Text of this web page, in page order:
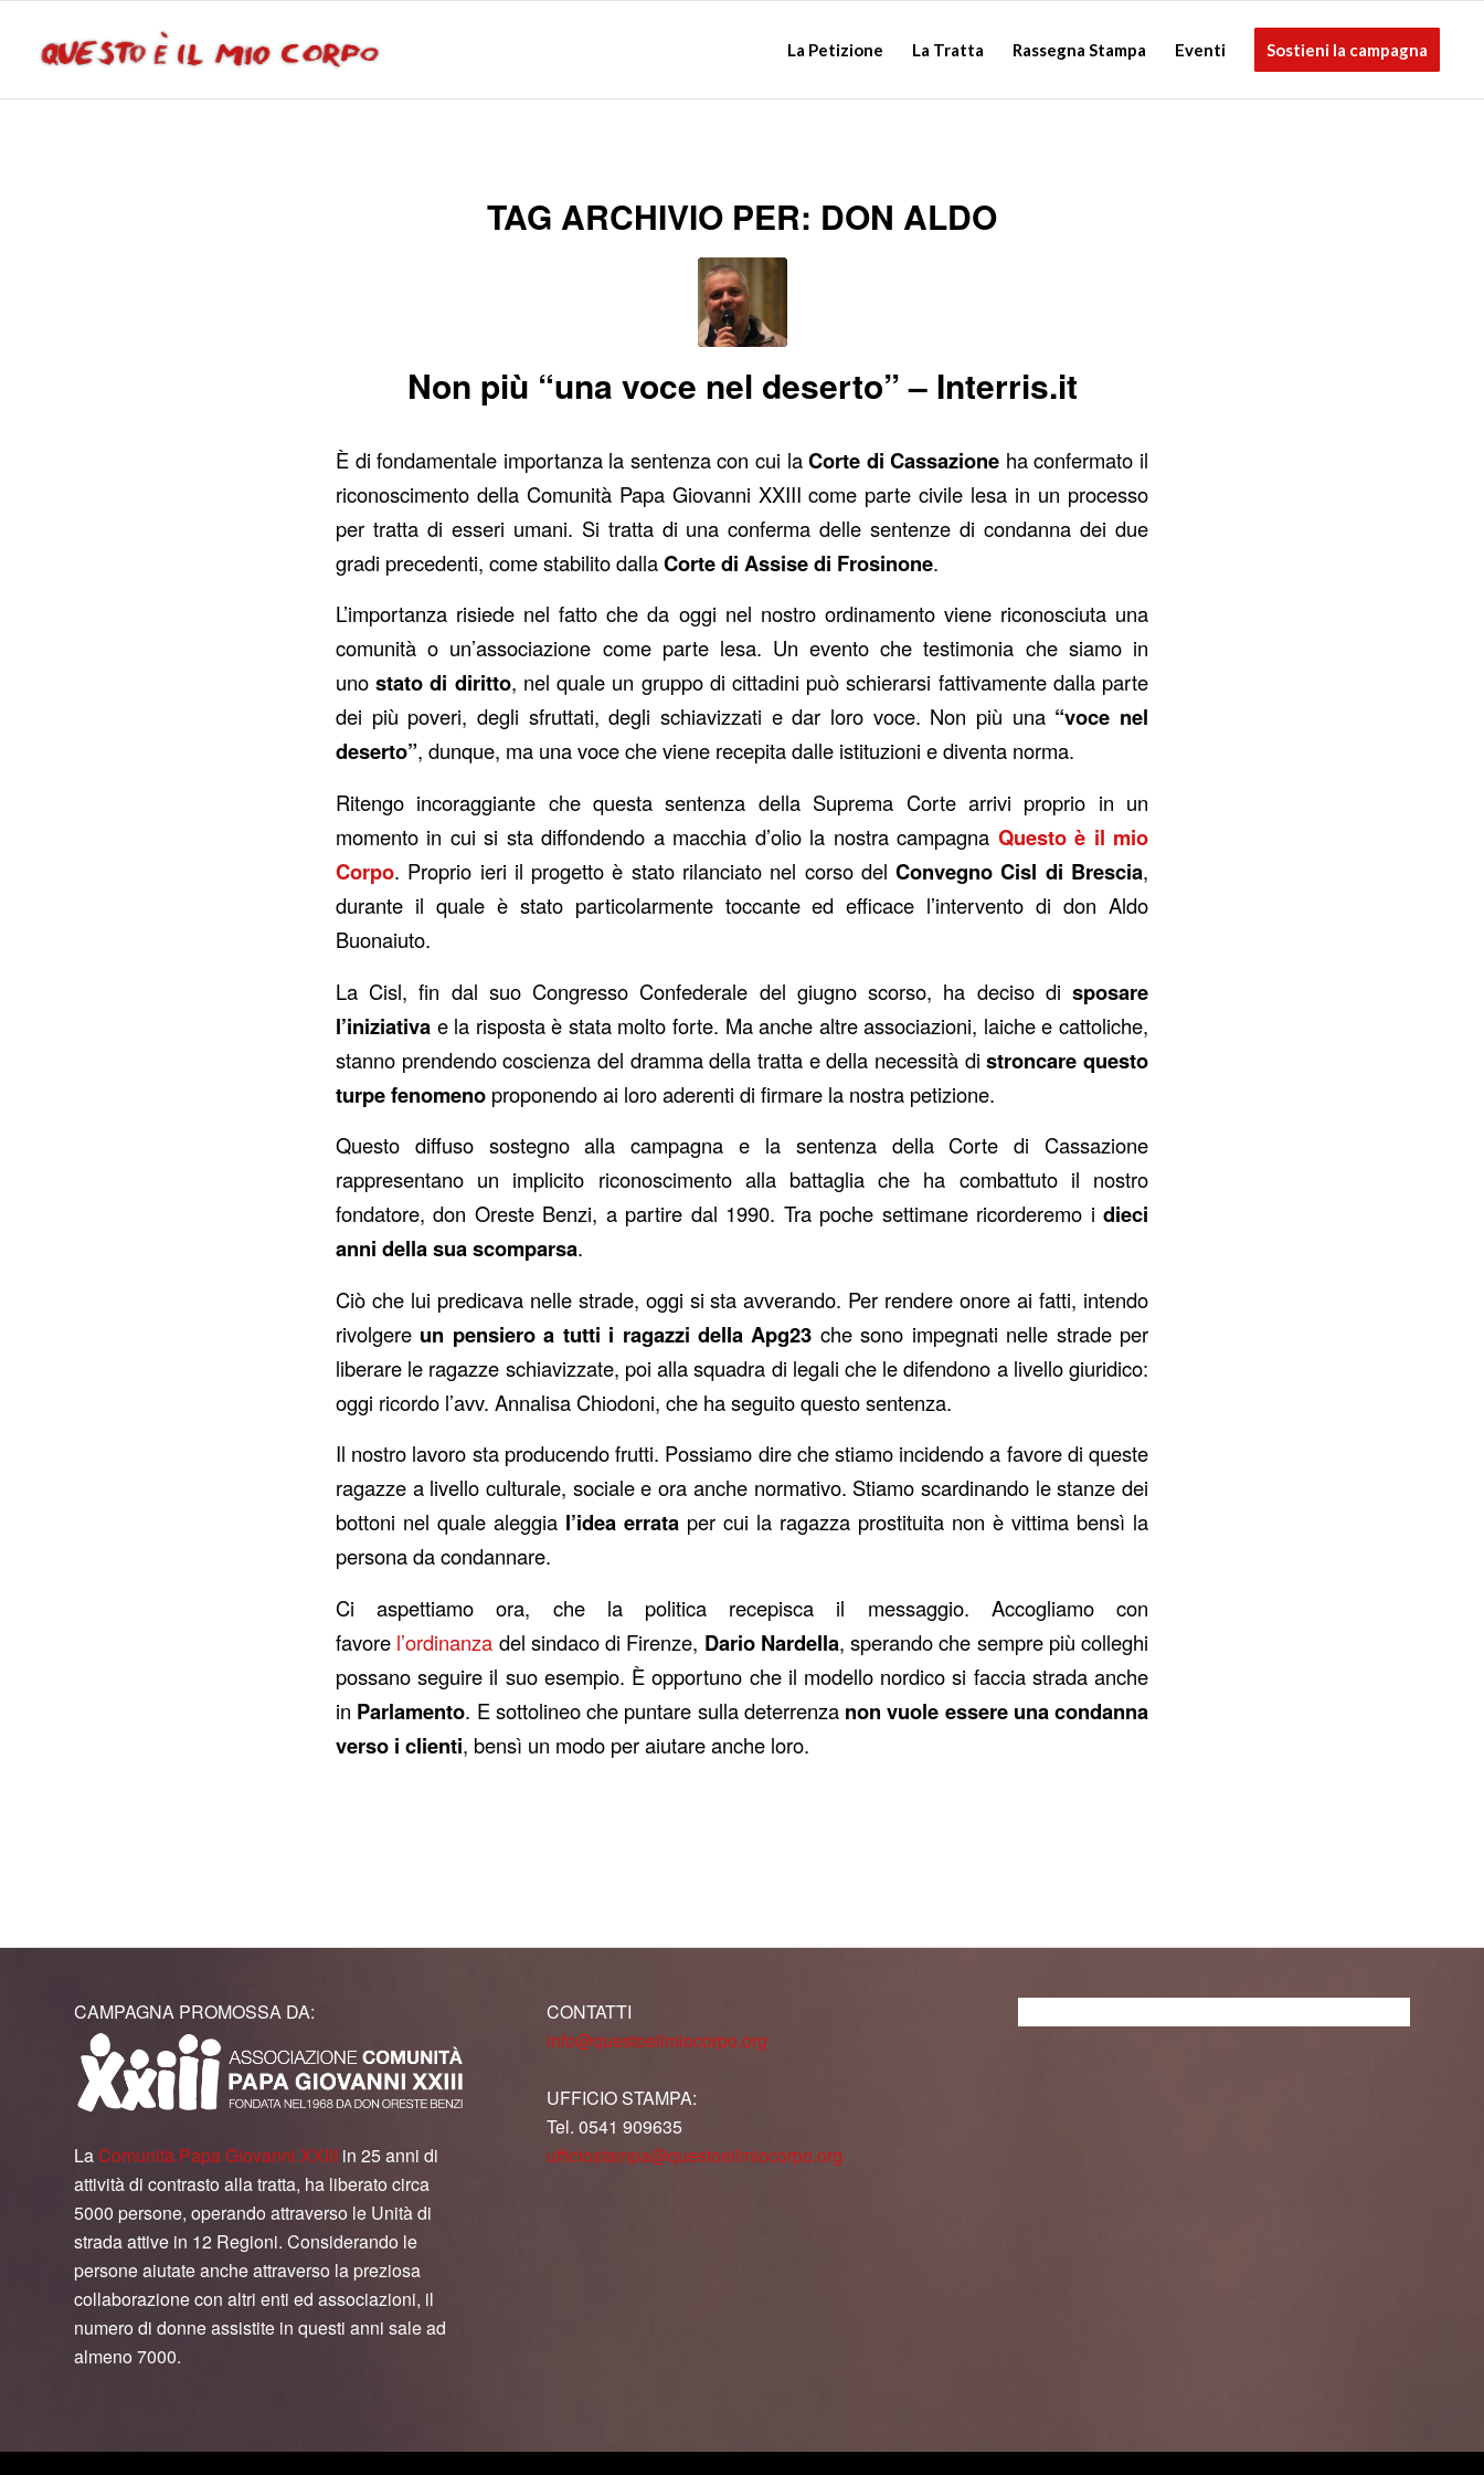
La Petizione La Tratta Rassegna Stampa Eventi Sostieni la campagna
TAG ARCHIVIO PER: DON ALDO
Non più “una voce nel deserto” – Interris.it
È di fondamentale importanza la sentenza con cui laCorte di Cassazione ha confermato il
riconoscimento della Comunità Papa Giovanni XXIII come parte civile lesa in un processo
per tratta di esseri umani. Si tratta di una conferma delle sentenze di condanna dei due
gradi precedenti, come stabilito dallaCorte di Assise di Frosinone.
L’importanza risiede nel fatto che da oggi nel nostro ordinamento viene riconosciuta una
comunità o un’associazione come parte lesa. Un evento che testimonia che siamo in
unostato di diritto, nel quale un gruppo di cittadini può schierarsi fattivamente dalla parte
dei più poveri, degli sfruttati, degli schiavizzati e dar loro voce. Non più una “voce nel
deserto”, dunque, ma una voce che viene recepita dalle istituzioni e diventa norma.
Ritengo incoraggiante che questa sentenza della Suprema Corte arrivi proprio in un
momento in cui si sta diffondendo a macchia d’olio la nostra campagna Questo è il mio
Corpo. Proprio ieri il progetto è stato rilanciato nel corso delConvegno Cisl di Brescia,
durante il quale è stato particolarmente toccante ed efficace l’intervento di don Aldo
Buonaiuto.
La Cisl, fin dal suo Congresso Confederale del giugno scorso, ha deciso di sposare
l’iniziativa e la risposta è stata molto forte. Ma anche altre associazioni, laiche e cattoliche,
stanno prendendo coscienza del dramma della tratta e della necessità distroncare questo
turpe fenomeno proponendo ai loro aderenti di firmare la nostra petizione.
Questo diffuso sostegno alla campagna e la sentenza della Corte di Cassazione
rappresentano un implicito riconoscimento alla battaglia che ha combattuto il nostro
fondatore, don Oreste Benzi, a partire dal 1990. Tra poche settimane ricorderemo i dieci
anni della sua scomparsa.
Ciò che lui predicava nelle strade, oggi si sta avverando. Per rendere onore ai fatti, intendo
rivolgere un pensiero a tutti i ragazzi della Apg23 che sono impegnati nelle strade per
liberare le ragazze schiavizzate, poi alla squadra di legali che le difendono a livello giuridico:
oggi ricordo l’avv. Annalisa Chiodoni, che ha seguito questo sentenza.
Il nostro lavoro sta producendo frutti. Possiamo dire che stiamo incidendo a favore di queste
ragazze a livello culturale, sociale e ora anche normativo. Stiamo scardinando le stanze dei
bottoni nel quale aleggia l’idea errata per cui la ragazza prostituita non è vittima bensì la
persona da condannare.
Ci aspettiamo ora, che la politica recepisca il messaggio. Accogliamo con
favore l’ordinanza del sindaco di Firenze, Dario Nardella, sperando che sempre più colleghi
possano seguire il suo esempio. È opportuno che il modello nordico si faccia strada anche
in Parlamento. E sottolineo che puntare sulla deterrenza non vuole essere una condanna
verso i clienti, bensì un modo per aiutare anche loro.
CAMPAGNA PROMOSSA DA:
LaComunità Papa Giovanni XXIII in 25 anni di
attività di contrasto alla tratta, ha liberato circa
5000 persone, operando attraverso le Unità di
strada attive in 12 Regioni. Considerando le
persone aiutate anche attraverso la preziosa
collaborazione con altri enti ed associazioni, il
numero di donne assistite in questi anni sale ad
almeno 7000.
CONTATTI
info@questoeilmiocorpo.org
UFFICIO STAMPA:
Tel. 0541 909635
ufficiostampa@questoeilmiocorpo.org